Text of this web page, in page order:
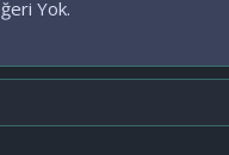
Yok.